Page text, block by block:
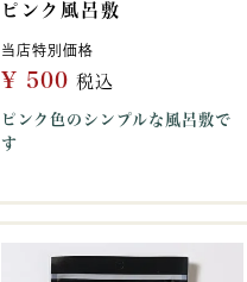
ピンク風呂敷
当店特別価格
¥ 500 税込
ピンク色のシンプルな風呂敷で
す